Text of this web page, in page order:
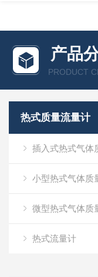
产品
PRODUCT
热式质量流量计
插入式热式气体
小型热式气体质
微型热式气体质
热式流量计